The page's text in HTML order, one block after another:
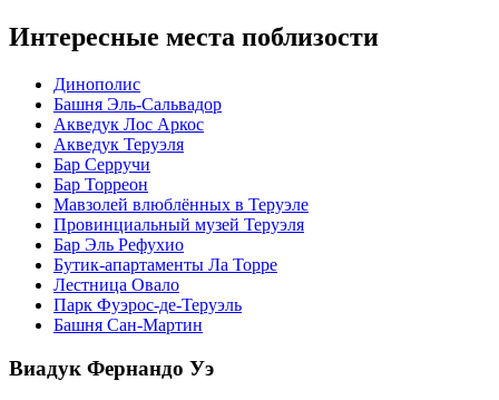
Интересные места поблизости
Динополис
Башня Эль-Сальвадор
Акведук Лос Аркос
Акведук Теруэля
Бар Серручи
Бар Торреон
Мавзолей влюблённых в Теруэле
Провинциальный музей Теруэля
Бар Эль Рефухио
Бутик-апартаменты Ла Торре
Лестница Овало
Парк Фуэрос-де-Теруэль
Башня Сан-Мартин
Виадук Фернандо Уэ